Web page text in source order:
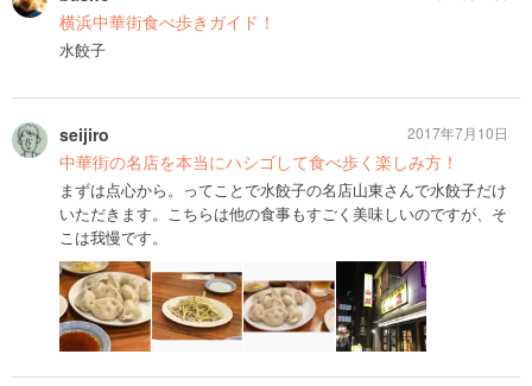
横浜中華街食べ歩きガイド！
水餃子
seijiro
中華街の名店を本当にハシゴして食べ歩く楽しみ方！
まずは点心から。ってことで水餃子の名店山東さんで水餃子だけ
いただきます。こちらは他の食事もすごく美味しいのですが、そ
こは我慢です。
2017年7月10日